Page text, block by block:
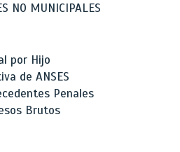
NO MUNICIPALES
por Hijo
de ANSES
Penales
Brutos